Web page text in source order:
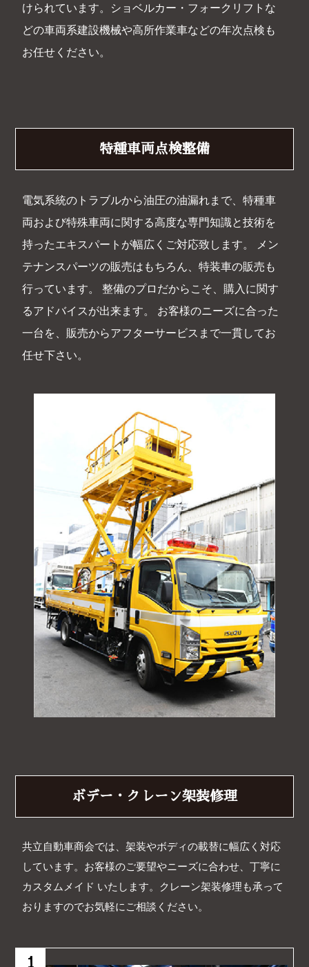
けられています。ショベルカー・フォークリフトな
どの車両系建設機械や高所作業車などの年次点検も
お任せください。
特種車両点検整備
電気系統のトラブルから油圧の油漏れまで、特種車
両および特殊車両に関する高度な専門知識と技術を
持ったエキスパートが幅広くご対応致します。 メン
テナンスパーツの販売はもちろん、特装車の販売も
行っています。 整備のプロだからこそ、購入に関す
るアドバイスが出来ます。 お客様のニーズに合った
一台を、販売からアフターサービスまで一貫してお
任せ下さい。
ボデー・クレーン架装修理
共立自動車商会では、架装やボディの載替に幅広く対応
しています。お客様のご要望やニーズに合わせ、丁寧に
カスタムメイド いたします。クレーン架装修理も承って
おりますのでお気軽にご相談ください。
1